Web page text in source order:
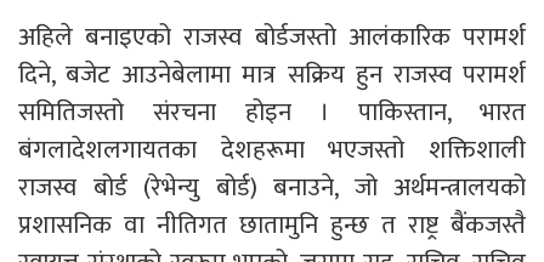
अहिले बनाइएको राजस्व बोर्डजस्तो आलंकारिक परामर्श
दिने, बजेट आउनेबेलामा मात्र सक्रिय हुन राजस्व परामर्श
समितिजस्तो संरचना होइन । पाकिस्तान, भारत
बंगलादेशलगायतका देशहरूमा भएजस्तो शक्तिशाली
राजस्व बोर्ड (रेभेन्यु बोर्ड) बनाउने, जो अर्थमन्त्रालयको
प्रशासनिक वा नीतिगत छातामुनि हुन्छ त राष्ट्र बैंकजस्तै